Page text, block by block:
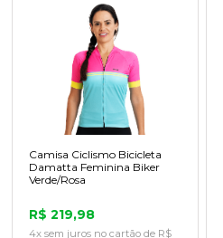
Camisa Ciclismo Bicicleta
Damatta Feminina Biker
Verde/Rosa
R$ 219,98
4x sem juros no cartão de R$